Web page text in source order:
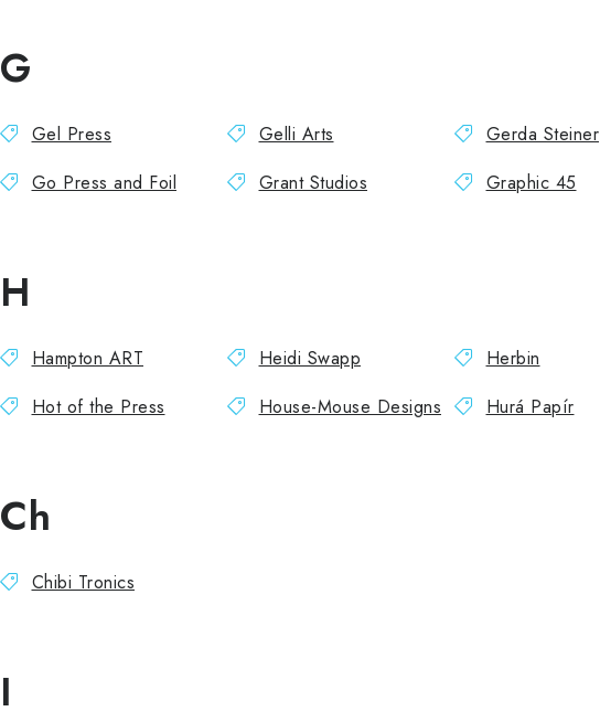
G
Gel Press Gelli Arts Gerda Steiner
Go Press and Foil
Grant Studios Graphic 45
H
Hampton ART Heidi Swapp Herbin
Hot of the Press
House-Mouse Designs Hurá Papír
Ch
Chibi Tronics
I